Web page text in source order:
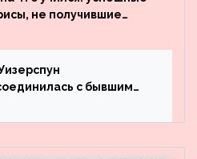
не получившие
с бывшим